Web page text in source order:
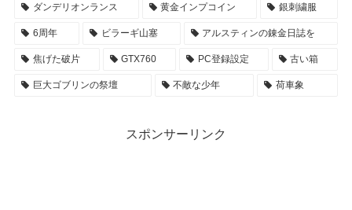
ダンデリオンランス 黄金インプコイン 銀刺繍服
6周年 ビラーギ山塞 アルスティンの錬金日誌を
焦げた破片 GTX760 PC登録設定 古い箱
巨大ゴブリンの祭壇 不敵な少年 荷車象
スポンサーリンク